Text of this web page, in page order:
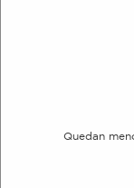
Quedan